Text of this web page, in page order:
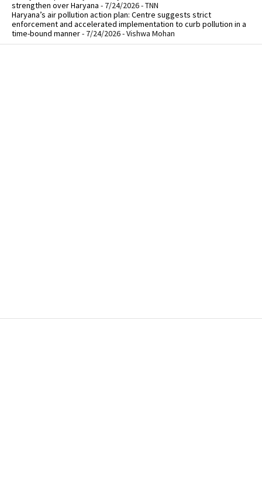
strengthen over Haryana - 7/24/2026- TNN
Haryana’s air pollution action plan: Centre suggests strict
enforcement and accelerated implementation to curb pollution in a
time-bound manner- 7/24/2026- Vishwa Mohan